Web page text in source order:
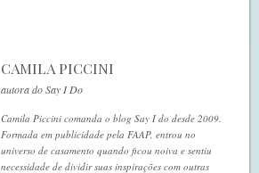
CAMILA PICCINI
autora do Say I Do
Camila Piccini comanda o blog Say I do desde 2009.
Formada em publicidade pela FAAP, entrou no
universo de casamento quando ficou noiva e sentiu
necessidade de dividir suas inspirações com outras